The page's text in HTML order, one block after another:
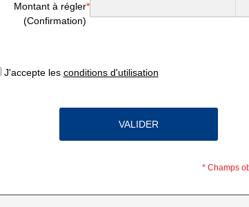
Montant à régler
(Confirmation)
*
J'accepte les conditions d'utilisation
*Champs